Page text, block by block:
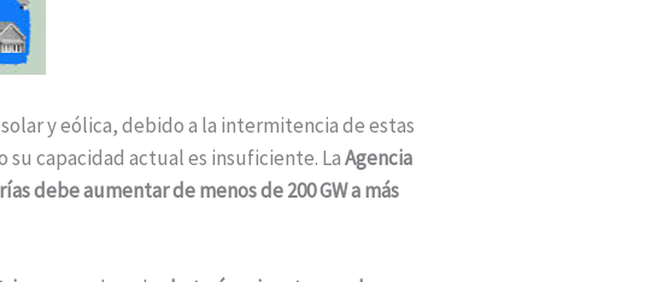
y eólica, debido a la intermitencia de estas
su capacidad actual es insuficiente. LaAgencia
debe aumentar de menos de 200 GW a más